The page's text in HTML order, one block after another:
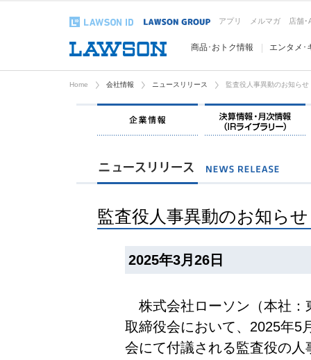
アプリ メルマガ 店舗･
商品･おトク情報 エンタメ･
Home 会社情報 ニュースリリース 監査役人事異動のお知らせ
企業情報
監査役人事異動のお知らせ
2025年3月26日
株式会社ローソン（本社：
取締役会において、2025年5
会にて付議される監査役の